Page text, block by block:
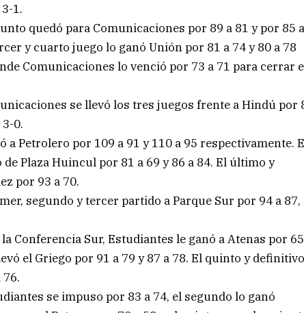
1.
quedó para Comunicaciones por 89 a 81 y por 85
y cuarto juego lo ganó Unión por 81 a 74 y 80 a 78
Comunicaciones lo venció por 73 a 71 para cerrar
se llevó los tres juegos frente a Hindú por
0.
Petrolero por 109 a 91 y 110 a 95 respectivamente.
Plaza Huincul por 81 a 69 y 86 a 84. El último y
por 93 a 70.
segundo y tercer partido a Parque Sur por 94 a 87,
Conferencia Sur, Estudiantes le ganó a Atenas por
el Griego por 91 a 79 y 87 a 78. El quinto y definitivo
se impuso por 83 a 74, el segundo lo ganó